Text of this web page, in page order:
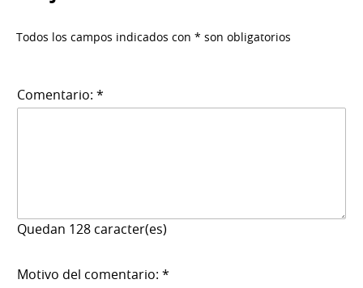
Todos los campos indicados con * son obligatorios
Comentario: *
Quedan 128 caracter(es)
Motivo del comentario: *